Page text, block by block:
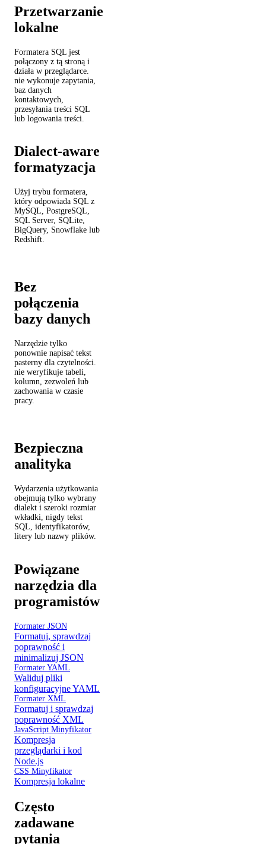
Przetwarzanie
lokalne
Formatera SQL jest
połączony z tą stroną i
działa w przeglądarce.
nie wykonuje zapytania,
baz danych
kontaktowych,
przesyłania treści SQL
lub logowania treści.
Dialect-aware
formatyzacja
Użyj trybu formatera,
który odpowiada SQL z
MySQL, PostgreSQL,
SQL Server, SQLite,
BigQuery, Snowflake lub
Redshift.
Bez
połączenia
bazy danych
Narzędzie tylko
ponownie napisać tekst
pasterny dla czytelności.
nie weryfikuje tabeli,
kolumn, zezwoleń lub
zachowania w czasie
pracy.
Bezpieczna
analityka
Wydarzenia użytkowania
obejmują tylko wybrany
dialekt i szeroki rozmiar
wkładki, nigdy tekst
SQL, identyfikatorów,
litery lub nazwy plików.
Powiązane
narzędzia dla
programistów
Formater JSON
Formatuj, sprawdzaj
poprawność i
minimalizuj JSON
Formater YAML
Waliduj pliki
konfiguracyjne YAML
Formater XML
Formatuj i sprawdzaj
poprawność XML
JavaScript Minyfikator
Kompresja
przeglądarki i kod
Node.js
CSS Minyfikator
Kompresja lokalne
Często
zadawane
pytania